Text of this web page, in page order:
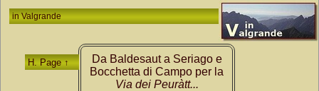
inValgrande
H. Page ↑
Da Baldesaut a Seriago e
Bocchetta di Campo per la
Via dei Peuràtt...